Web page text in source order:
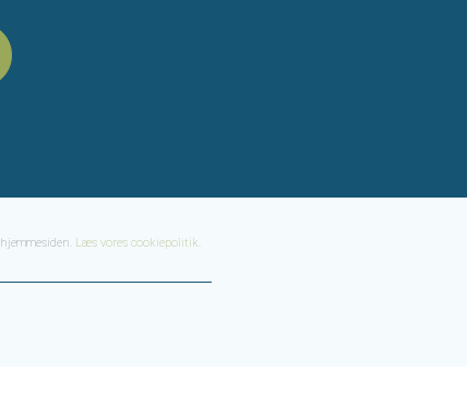
Læs vores cookiepolitik